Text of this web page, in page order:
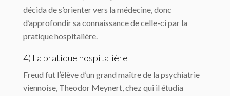
décida de s’orienter vers la médecine, donc
d’approfondir sa connaissance de celle-ci par la
pratique hospitalière.
4) La pratique hospitalière
Freud fut l’élève d’un grand maître de la psychiatrie
viennoise, Theodor Meynert, chez qui il étudia